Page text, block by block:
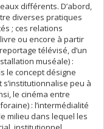
différents. D’abord,
diverses pratiques
; ces relations
ou encore à partir
télévisé, d’un
muséale) :
le concept désigne
s’institutionnalise peu à
le cinéma entre
: l’intermédialité
milieu dans lequel les